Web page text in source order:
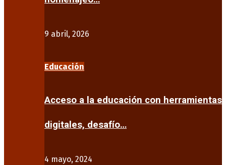
9 abril, 2026
Educación
Acceso a la educación con herramientas
digitales, desafío…
4 mayo, 2024